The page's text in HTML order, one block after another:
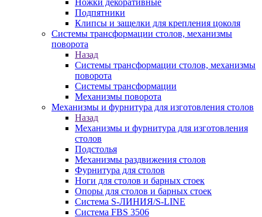
Ножки декоративные
Подпятники
Клипсы и защелки для крепления цоколя
Системы трансформации столов, механизмы
поворота
Назад
Системы трансформации столов, механизмы
поворота
Системы трансформации
Механизмы поворота
Механизмы и фурнитура для изготовления столов
Назад
Механизмы и фурнитура для изготовления
столов
Подстолья
Механизмы раздвижения столов
Фурнитура для столов
Ноги для столов и барных стоек
Опоры для столов и барных стоек
Система S-ЛИНИЯ/S-LINE
Система FBS 3506